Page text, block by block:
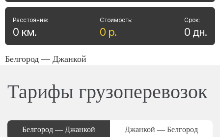
Стоимость:
0 р.
Расстояние:
0 км.
Срок:
0 дн.
Белгород — Джанкой
Тарифы грузоперевозок
Белгород — Джанкой Джанкой — Белгород